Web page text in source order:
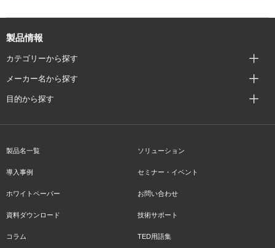
製品情報
カテゴリーから探す
メーカー名から探す
目的から探す
製品名一覧 ソリューション
導入事例 セミナー・イベント
ホワイトペーパー お問い合わせ
資料ダウンロード 技術サポート
コラム TED用語集